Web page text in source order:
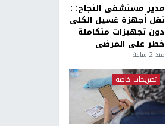
مدير مستشفى النجاح: :
نقل أجهزة غسيل الكلى
دون تجهيزات متكاملة
خطر على المرضى
منذ 2 ساعة
تصريحات خاصة